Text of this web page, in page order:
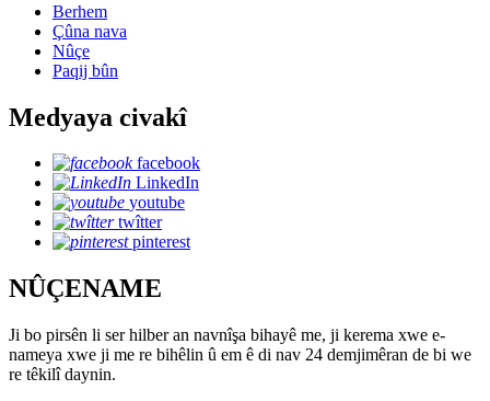
Berhem
Çûna nava
Nûçe
Paqij bûn
Medyaya civakî
facebook
LinkedIn
youtube
twîtter
pinterest
NÛÇENAME
Ji bo pirsên li ser hilber an navnîşa bihayê me, ji kerema xwe e-
nameya xwe ji me re bihêlin û em ê di nav 24 demjimêran de bi we
re têkilî daynin.